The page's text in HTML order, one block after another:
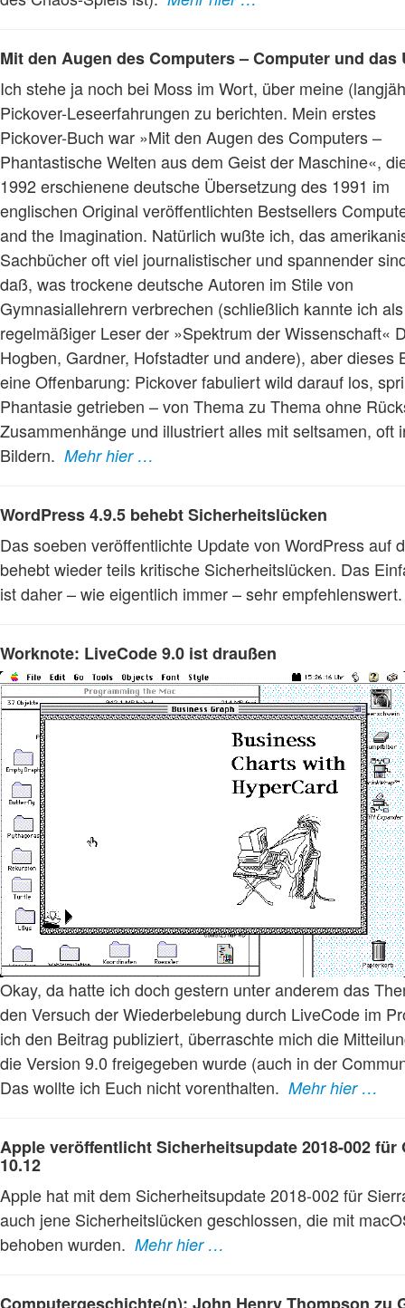
Mit den Augen des Computers – Computer und das
Ich stehe ja noch bei Moss im Wort, über meine
Pickover-Leseerfahrungen zu berichten. Mein erstes
Pickover-Buch war »Mit den Augen des Computers –
Phantastische Welten aus dem Geist der Maschine«,
1992 erschienene deutsche Übersetzung des 1991 im
englischen Original veröffentlichten Bestsellers
and the Imagination. Natürlich wußte ich, das
Sachbücher oft viel journalistischer und spannender
daß, was trockene deutsche Autoren im Stile von
Gymnasiallehrern verbrechen (schließlich kannte ich als
regelmäßiger Leser der »Spektrum der Wissenschaft«
Hogben, Gardner, Hofstadter und andere), aber dieses
eine Offenbarung: Pickover fabuliert wild darauf los,
Phantasie getrieben – von Thema zu Thema ohne
Zusammenhänge und illustriert alles mit seltsamen, oft
Bildern. Mehr hier …
WordPress 4.9.5 behebt Sicherheitslücken
Das soeben veröffentlichte Update von WordPress auf
behebt wieder teils kritische Sicherheitslücken. Das
ist daher – wie eigentlich immer – sehr
Worknote: LiveCode 9.0 ist draußen
Okay, da hatte ich doch gestern unter anderem das
den Versuch der Wiederbelebung durch LiveCode im
ich den Beitrag publiziert, überraschte mich die
die Version 9.0 freigegeben wurde (auch in der
Das wollte ich Euch nicht vorenthalten. Mehr hier …
Apple veröffentlicht Sicherheitsupdate 2018-002 für
10.12
Apple hat mit dem Sicherheitsupdate 2018-002 für
auch jene Sicherheitslücken geschlossen, die mit
behoben wurden. Mehr hier …
Computergeschichte(n): John Henry Thompson zu